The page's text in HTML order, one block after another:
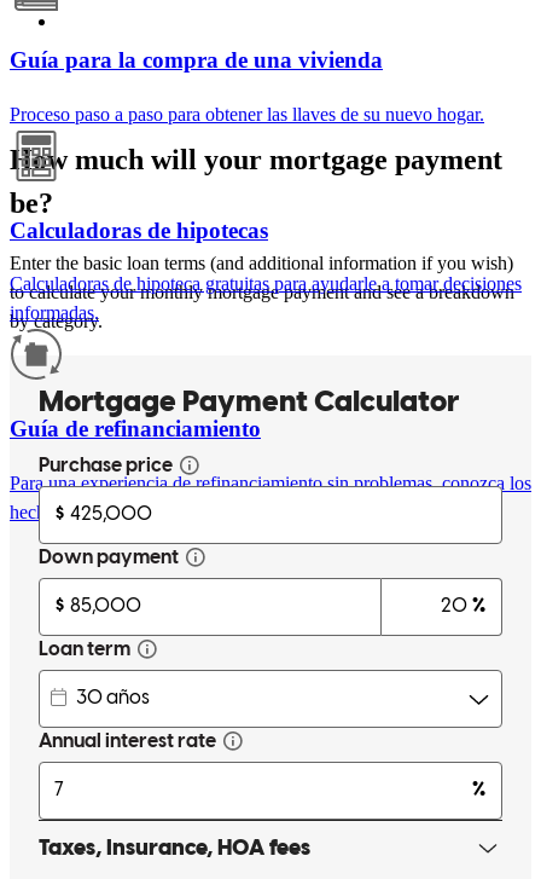
Guía para la compra de una vivienda
Proceso paso a paso para obtener las llaves de su nuevo hogar.
Calculadoras de hipotecas
Calculadoras de hipoteca gratuitas para ayudarle a tomar decisiones
informadas.
Guía de refinanciamiento
Para una experiencia de refinanciamiento sin problemas, conozca los
hechos.
How much will your mortgage payment
be?
Enter the basic loan terms (and additional information if you wish)
to calculate your monthly mortgage payment and see a breakdown
by category.